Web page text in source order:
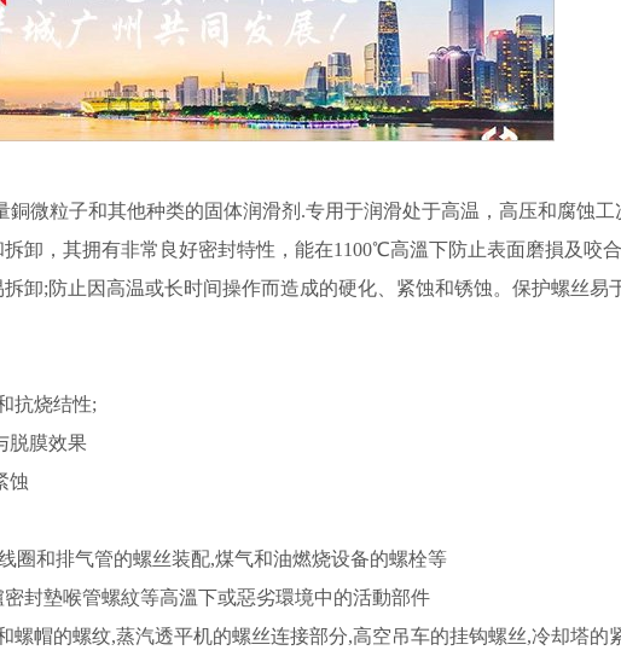
銅微粒子和其他种类的固体润滑剂.专用于润滑处于高温，高压和腐蚀工
卸，其拥有非常良好密封特性，能在1100℃高溫下防止表面磨損及咬
卸;防止因高温或长时间操作而造成的硬化、紧蚀和锈蚀。保护螺丝易
抗烧结性;
脱膜效果
蚀
圈和排气管的螺丝装配,煤气和油燃烧设备的螺栓等
封墊喉管螺紋等高溫下或惡劣環境中的活動部件
帽的螺纹,蒸汽透平机的螺丝连接部分,高空吊车的挂钩螺丝,冷却塔的